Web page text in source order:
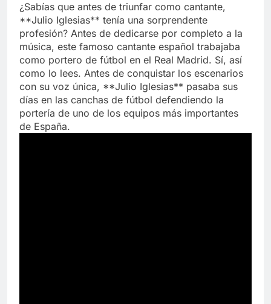
¿Sabías que antes de triunfar como cantante,
**Julio Iglesias** tenía una sorprendente
profesión? Antes de dedicarse por completo a la
música, este famoso cantante español trabajaba
como portero de fútbol en el Real Madrid. Sí, así
como lo lees. Antes de conquistar los escenarios
con su voz única, **Julio Iglesias** pasaba sus
días en las canchas de fútbol defendiendo la
portería de uno de los equipos más importantes
de España.